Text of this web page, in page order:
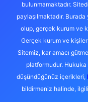
bulunmamaktadır.
paylaşılmaktadır.
olup, gerçek kurum ve
Gerçek kurum ve
Sitemiz, kar amacı
platformudur. Hukuka
düşündüğünüz içerikleri,
bildirmeniz halinde,